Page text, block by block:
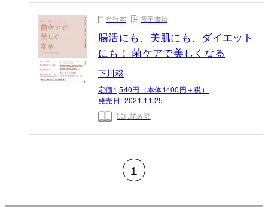
単行本 電子書籍
腸活にも、美肌にも、ダイエット
にも！ 菌ケアで美しくなる
下川穣
定価1,540円（本体1400円＋税）
発売日: 2021.11.25
試し読み可
1